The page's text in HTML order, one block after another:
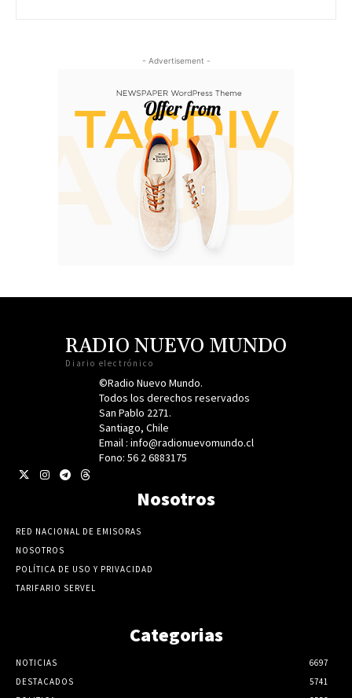
- Advertisement -
RADIO NUEVO MUNDO
Diario electrónico
©Radio Nuevo Mundo.
Todos los derechos reservados
San Pablo 2271.
Santiago, Chile
Email : info@radionuevomundo.cl
Fono: 56 2 6883175
Nosotros
RED NACIONAL DE EMISORAS
NOSOTROS
POLÍTICA DE USO Y PRIVACIDAD
TARIFARIO SERVEL
Categorias
NOTICIAS
6697
DESTACADOS
5741